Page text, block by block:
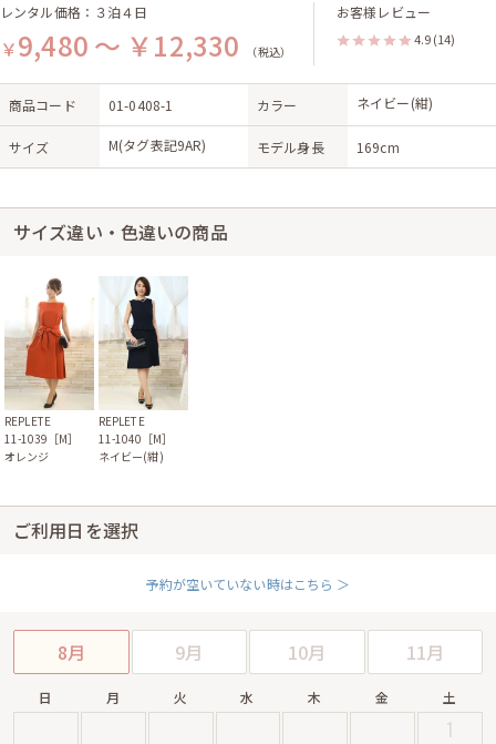
レンタル価格：３泊４日
￥9,480 ～ ￥12,330 （税込）
お客様レビュー
4.9(14)
商品コード 01-0408-1 カラー ネイビー(紺)
サイズ M(タグ表記9AR) モデル身長 169cm
サイズ違い・色違いの商品
REPLETE
11-1039［M］
オレンジ
REPLETE
11-1040［M］
ネイビー(紺)
ご利用日を選択
予約が空いていない時はこちら ＞
8月 9月 10月 11月
日 月 火 水 木 金 土
1